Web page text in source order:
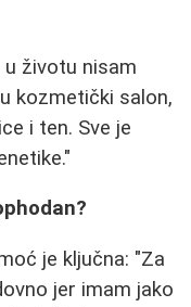
u životu nisam
kozmetički salon,
i ten. Sve je
je ključna: "Za
jer imam jako